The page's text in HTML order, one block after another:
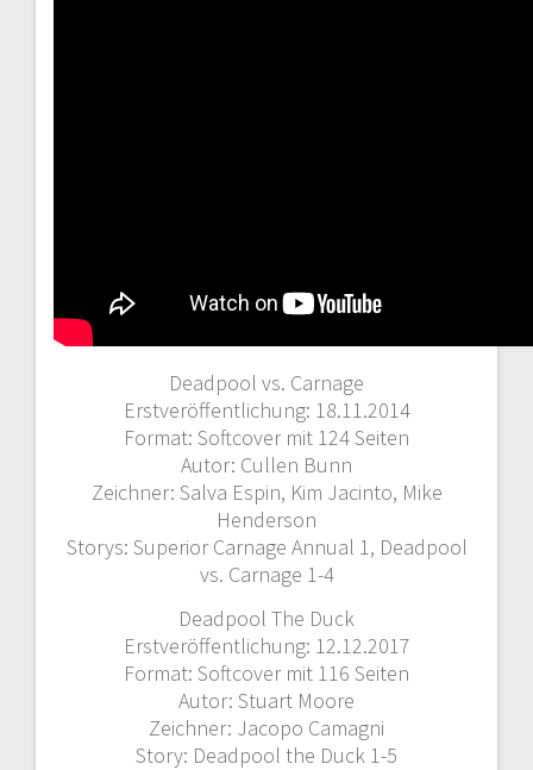
Deadpool vs. Carnage
Erstveröffentlichung: 18.11.2014
Format: Softcover mit 124 Seiten
Autor: Cullen Bunn
Zeichner: Salva Espin, Kim Jacinto, Mike
Henderson
Storys: Superior Carnage Annual 1, Deadpool
vs. Carnage 1-4
Deadpool The Duck
Erstveröffentlichung: 12.12.2017
Format: Softcover mit 116 Seiten
Autor: Stuart Moore
Zeichner: Jacopo Camagni
Story: Deadpool the Duck 1-5